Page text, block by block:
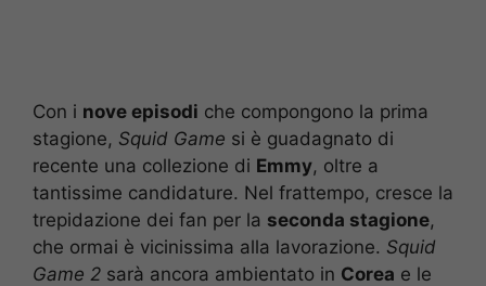
Con i nove episodi che compongono la prima
stagione, Squid Game si è guadagnato di
recente una collezione di Emmy, oltre a
tantissime candidature. Nel frattempo, cresce la
trepidazione dei fan per la seconda stagione,
che ormai è vicinissima alla lavorazione. Squid
Game 2 sarà ancora ambientato in Corea e le